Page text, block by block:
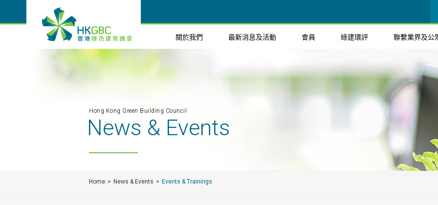
關於我們 最新消息及活動 會員 綠建環評 聯繫業界及公
Hong Kong Green Building Council
News & Events
Home News & Events Events & Trainings